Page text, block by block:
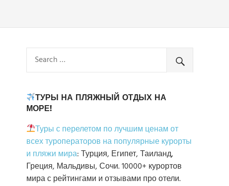
ТУРЫ НА ПЛЯЖНЫЙ ОТДЫХ НА
МОРЕ!
Туры с перелетом по лучшим ценам от
всех туроператоров на популярные курорты
и пляжи мира: Турция, Египет, Таиланд,
Греция, Мальдивы, Сочи. 10000+ курортов
мира с рейтингами и отзывами про отели.